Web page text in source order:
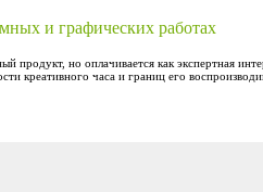
и графических работах
продукт, но оплачивается как экспертная
креативного часа и границ его